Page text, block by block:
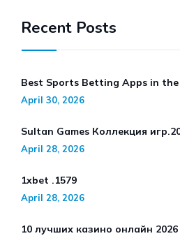
Recent Posts
Best Sports Betting Apps in the
April 30, 2026
Sultan Games Коллекция
April 28, 2026
1xbet .1579
April 28, 2026
10 лучших казино онлайн